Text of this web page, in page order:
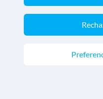
a)
b)
prestación